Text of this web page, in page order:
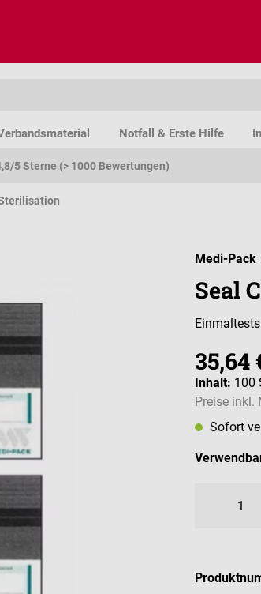
Notfall & Erste Hilfe
5 Sterne (> 1000 Bewertungen)
Medi-Pack
Seal
35,64
Inhalt: 100
Preise inkl.
Sofort